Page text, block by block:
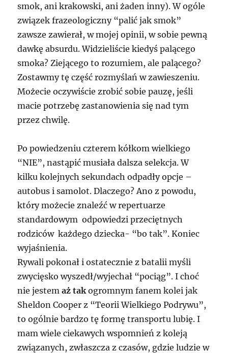
smok, ani krakowski, ani żaden inny). W ogóle
związek frazeologiczny “palić jak smok”
zawsze zawierał, w mojej opinii, w sobie pewną
dawkę absurdu. Widzieliście kiedyś palącego
smoka? Ziejącego to rozumiem, ale palącego?
Zostawmy tę część rozmyślań w zawieszeniu.
Możecie oczywiście zrobić sobie pauzę, jeśli
macie potrzebę zastanowienia się nad tym
przez chwilę.
Po powiedzeniu czterem kółkom wielkiego
“NIE”, nastąpić musiała dalsza selekcja. W
kilku kolejnych sekundach odpadły opcje –
autobus i samolot. Dlaczego? Ano z powodu,
który możecie znaleźć w repertuarze
standardowym odpowiedzi przeciętnych
rodziców każdego dziecka- “bo tak”. Koniec
wyjaśnienia.
Rywali pokonał i ostatecznie z batalii myśli
zwycięsko wyszedł/wyjechał “pociąg”. I choć
nie jestemaż tak ogromnym fanem kolei jak
Sheldon Cooper z “Teorii Wielkiego Podrywu”,
to ogólnie bardzo tę formę transportu lubię. I
mam wiele ciekawych wspomnień z koleją
związanych, zwłaszcza z czasów, gdzie ludzie w